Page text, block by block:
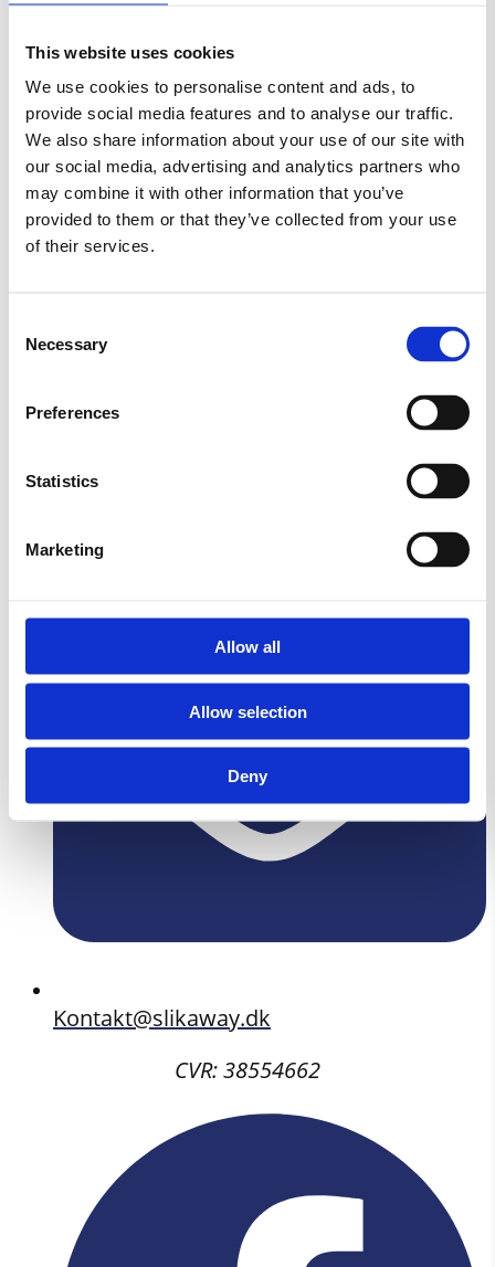
This website uses cookies
We use cookies to personalise content and ads, to
provide social media features and to analyse our traffic.
We also share information about your use of our site with
our social media, advertising and analytics partners who
may combine it with other information that you’ve
provided to them or that they’ve collected from your use
of their services.
Selection
Necessary
Preferences
Statistics
Marketing
Allow all
Allow selection
Deny
RED BAND SALTLAKRIDS SKITTLES
SKUM SLIKAWAY
SLIK KASSER (KØB 2 KG.) SLIKKEPIND
SLIKPOSER
Kontakt@slikaway.dk
CVR: 38554662